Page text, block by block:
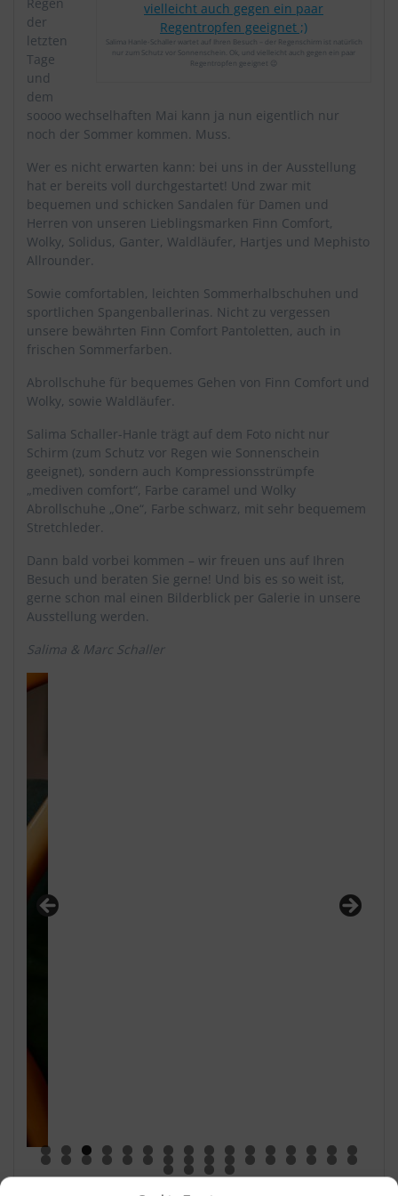
Salima Hanle-Schaller wartet auf Ihren Besuch – der Regenschirm ist natürlich
nur zum Schutz vor Sonnenschein. Ok, und vielleicht auch gegen ein paar
Regentropfen geeignet 😉
der
letzten
Tage
und
dem
soooo wechselhaften Mai kann ja nun eigentlich nur
noch der Sommer kommen. Muss.
Wer es nicht erwarten kann: bei uns in der Ausstellung
hat er bereits voll durchgestartet! Und zwar mit
bequemen und schicken Sandalen für Damen und
Herren von unseren Lieblingsmarken Finn Comfort,
Wolky, Solidus, Ganter, Waldläufer, Hartjes und Mephisto
Allrounder.
Sowie comfortablen, leichten Sommerhalbschuhen und
sportlichen Spangenballerinas. Nicht zu vergessen
unsere bewährten Finn Comfort Pantoletten, auch in
frischen Sommerfarben.
Abrollschuhe für bequemes Gehen von Finn Comfort und
Wolky, sowie Waldläufer.
Salima Schaller-Hanle trägt auf dem Foto nicht nur
Schirm (zum Schutz vor Regen wie Sonnenschein
geeignet), sondern auch Kompressionsstrümpfe
„mediven comfort“, Farbe caramel und Wolky
Abrollschuhe „One“, Farbe schwarz, mit sehr bequemem
Stretchleder.
Dann bald vorbei kommen – wir freuen uns auf Ihren
Besuch und beraten Sie gerne! Und bis es so weit ist,
gerne schon mal einen Bilderblick per Galerie in unsere
Ausstellung werden.
Salima & Marc Schaller
0 1 2 3 4 5 6
7 8 9 0 1 2 3 4 5 6 7 8 9 0 1 2
3 4 5 6